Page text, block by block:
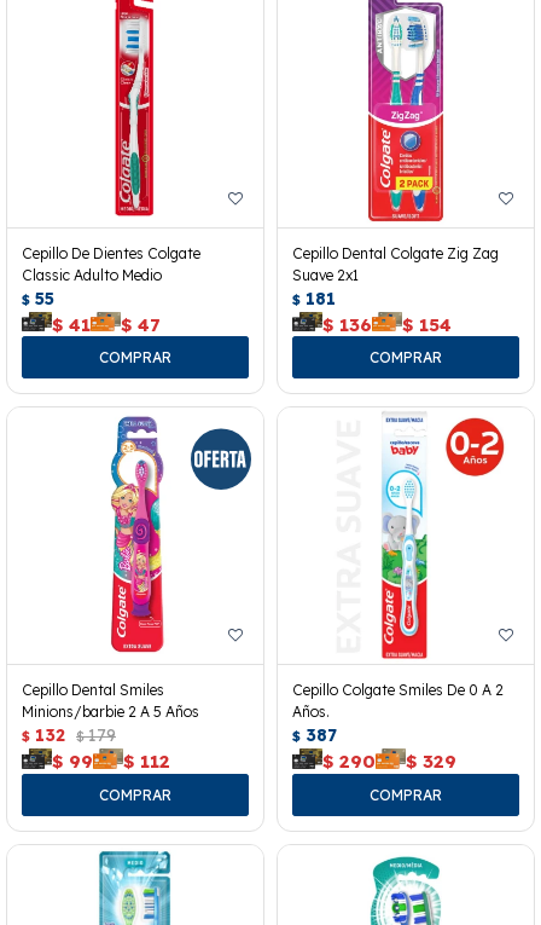
Cepillo De Dientes Colgate
Classic Adulto Medio
$ 55
$ 41 $ 47
Cepillo Dental Colgate Zig Zag
Suave 2x1
$ 181
$ 136 $ 154
Cepillo Dental Smiles
Minions/barbie 2 A 5 Años
$ 132 $ 179
$ 99 $ 112
Cepillo Colgate Smiles De 0 A 2
Años.
$ 387
$ 290 $ 329